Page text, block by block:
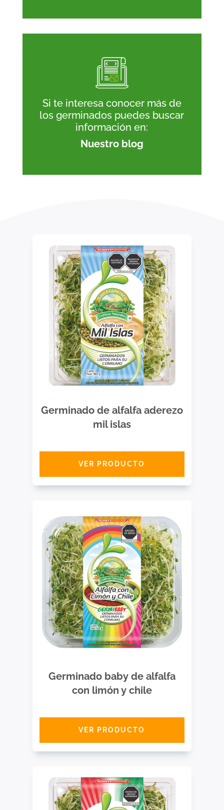
Si te interesa conocer más de
los germinados puedes buscar
información en:
Nuestro blog
Germinado de alfalfa aderezo
mil islas
VER PRODUCTO
Germinado baby de alfalfa
con limón y chile
VER PRODUCTO